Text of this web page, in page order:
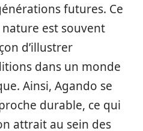
futures. Ce
est souvent
d’illustrer
dans un monde
Ainsi, Agando se
durable, ce qui
attrait au sein des